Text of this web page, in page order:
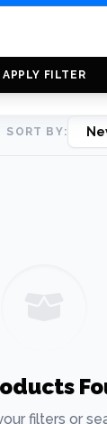
APPLY FILTER
SORT BY:
filters or